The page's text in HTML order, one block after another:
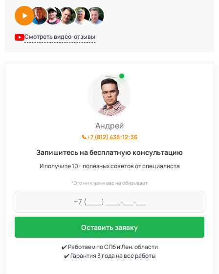
Смотреть видео-отзывы
Андрей
+7 (812) 438-12-36
Запишитесь на бесплатную консультацию
И получите 10+ полезных советов от специалиста
*Это ни к чему вас не обязывает
Оставить заявку
✔️ Работаем по СПб и Лен. области
✔️ Гарантия 3 года на все работы